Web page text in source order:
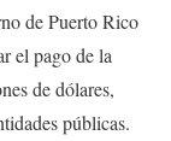
de Puerto Rico
el pago de la
de dólares,
públicas.